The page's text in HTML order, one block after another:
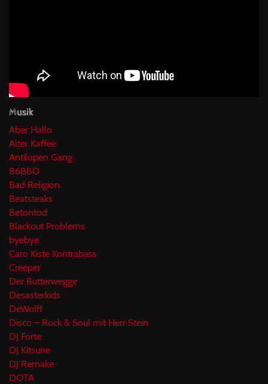
Musik
Aber Hallo
Alter Kaffee
Antilopen Gang
B6BBO
Bad Religion
Beatsteaks
Betontod
Blackout Problems
byebye
Caro Kiste Kontrabass
Creeper
Der Butterwegge
Desasterkids
DeWolff
Disco – Rock & Soul mit Herr Stein
DJ Forte
DJ Kitsune
DJ Remake
DOTA